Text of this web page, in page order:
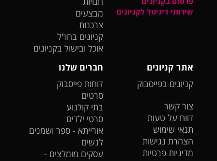
שירותי דיגיטל לקניונים
מבצעים
צרכנות
קניונים בחו"ל
אוכל ובישול בקניונים
אתר קניונים
קניונים בפייסבוק
צור קשר
דווח על טעות
תנאי שימוש
הצהרת נגישות
מדיניות פרטיות
חברים שלנו
דוחות פייסבוק
סרטים
בתי קולנוע
סרטי ילדים
אורייתא - ספר ושמנים
לנשים
עסקים מומלצים -